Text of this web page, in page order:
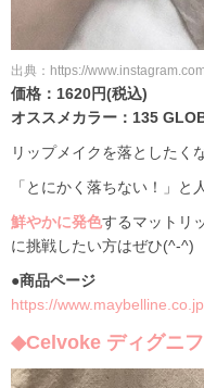
出典：https://
価格：1620円(税込)
オススメカラー：135
リップメイクを落としたく
「とにかく落ちない！」と
鮮やかに発色するマットリ
に挑戦したい方はぜひ(^-^)
●商品ページ
https://
◆Celvoke ディグニ